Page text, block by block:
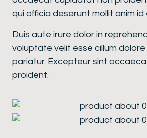
qui officia deserunt mollit anim id
Duis aute irure dolor in
voluptate velit esse cillum
pariatur. Excepteur sint
proident.